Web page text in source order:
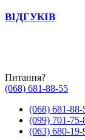
ВІДГУКІВ
Питання?
(068) 681-88-55
(068) 681-88-
(099) 701-75-
(063) 680-19-